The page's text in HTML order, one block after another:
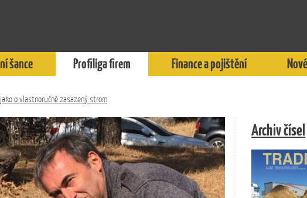
šance Profiliga firem Finance a pojištění
o vlastnoručně zasazený strom
Archiv čísel